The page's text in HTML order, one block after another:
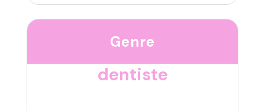
Genre
dentiste